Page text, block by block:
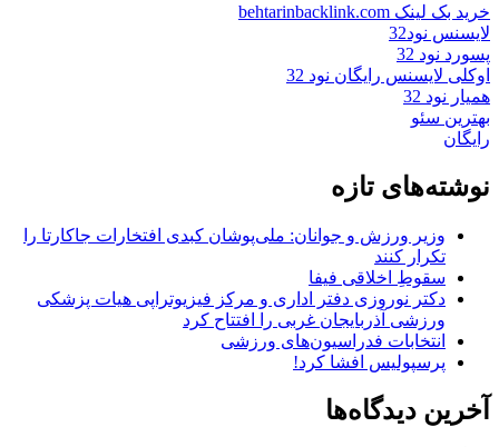
خرید بک لینک behtarinbacklink.com
لایسنس نود32
پسورد نود 32
اوکلی لایسنس رایگان نود 32
همیار نود 32
بهترین سئو
رایگان
نوشته‌های تازه
وزیر ورزش و جوانان: ملی‌پوشان کبدی افتخارات جاکارتا را
تکرار کنند
سقوطِ اخلاقی فیفا
دکتر نوروزی دفتر اداری و مرکز فیزیوتراپی هیات پزشکی
ورزشی آذربایجان غربی را افتتاح کرد
انتخابات فدراسیون‌های ورزشی
پرسپولیس افشا کرد!
آخرین دیدگاه‌ها